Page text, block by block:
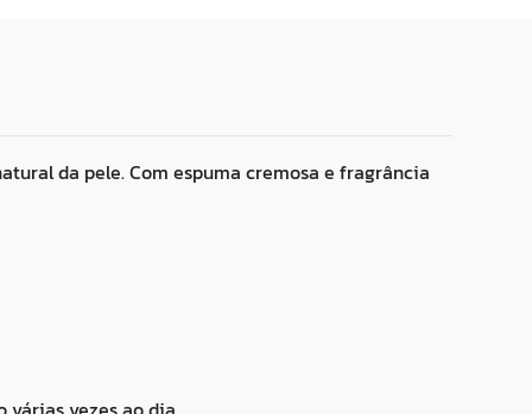
da pele. Com espuma cremosa e fragrância